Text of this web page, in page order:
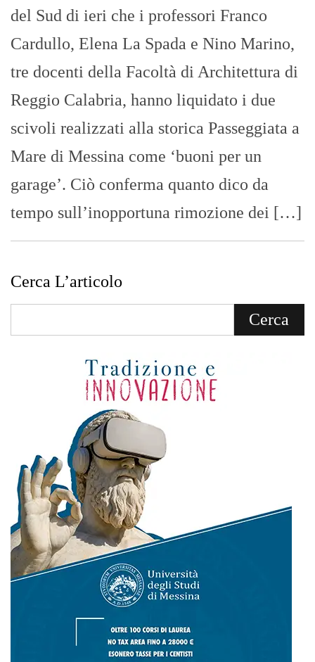
del Sud di ieri che i professori Franco
Cardullo, Elena La Spada e Nino Marino,
tre docenti della Facoltà di Architettura di
Reggio Calabria, hanno liquidato i due
scivoli realizzati alla storica Passeggiata a
Mare di Messina come ‘buoni per un
garage’. Ciò conferma quanto dico da
tempo sull’inopportuna rimozione dei […]
Cerca L’articolo